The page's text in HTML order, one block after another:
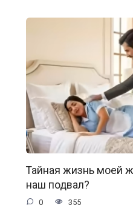
Тайная жизнь моей
наш подвал?
0 355